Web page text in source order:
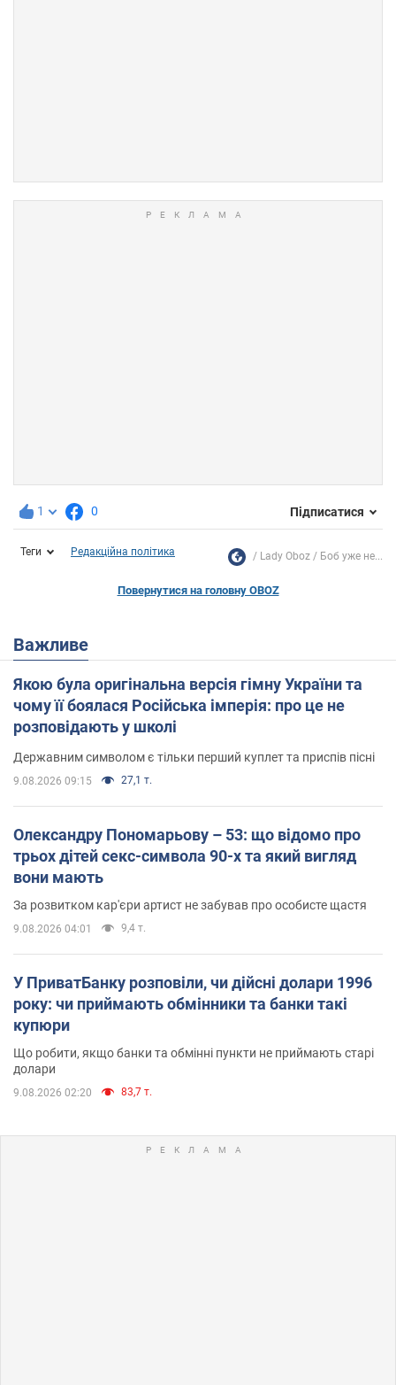
1 0 Підписатися
Теги Редакційна політика Lady Oboz Боб уже не...
Повернутися на головну OBOZ
Важливе
Якою була оригінальна версія гімну України та
чому її боялася Російська імперія: про це не
розповідають у школі
Державним символом є тільки перший куплет та приспів пісні
9.08.2026 09:15 27,1 т.
Олександру Пономарьову – 53: що відомо про
трьох дітей секс-символа 90-х та який вигляд
вони мають
За розвитком кар'єри артист не забував про особисте щастя
9.08.2026 04:01 9,4 т.
У ПриватБанку розповіли, чи дійсні долари 1996
року: чи приймають обмінники та банки такі
купюри
Що робити, якщо банки та обмінні пункти не приймають старі
долари
9.08.2026 02:20 83,7 т.